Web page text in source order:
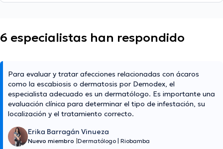
6 especialistas han respondido
Para evaluar y tratar afecciones relacionadas con ácaros
como la escabiosis o dermatosis por Demodex, el
especialista adecuado es un dermatólogo. Es importante una
evaluación clínica para determinar el tipo de infestación, su
localización y el tratamiento correcto.
Erika Barragán Vinueza
Nuevo miembro Dermatólogo Riobamba